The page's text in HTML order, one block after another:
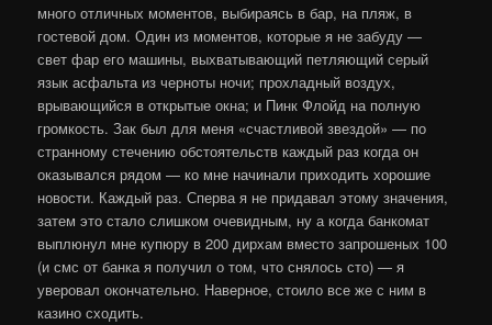
много отличных моментов, выбираясь в бар, на пляж, в
гостевой дом. Один из моментов, которые я не забуду —
свет фар его машины, выхватывающий петляющий серый
язык асфальта из черноты ночи; прохладный воздух,
врывающийся в открытые окна; и Пинк Флойд на полную
громкость. Зак был для меня «счастливой звездой» — по
странному стечению обстоятельств каждый раз когда он
оказывался рядом — ко мне начинали приходить хорошие
новости. Каждый раз. Сперва я не придавал этому значения,
затем это стало слишком очевидным, ну а когда банкомат
выплюнул мне купюру в 200 дирхам вместо запрошеных 100
(и смс от банка я получил о том, что снялось сто) — я
уверовал окончательно. Наверное, стоило все же с ним в
казино сходить.